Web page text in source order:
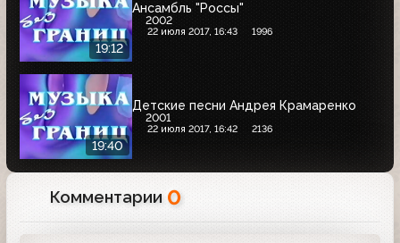
19:12
Ансамбль "Россы"
2002
22 июля 2017, 16:43 1996
19:40
Детские песни Андрея Крамаренко
2001
22 июля 2017, 16:42 2136
Комментарии 0